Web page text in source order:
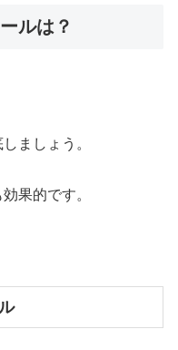
ルは？
ましょう。
果的です。